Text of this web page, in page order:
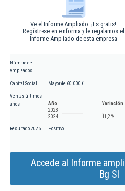
Ve el Informe Ampliado. ¡Es gratis!
Regístrese en eInforma y le regalamos el
Informe Ampliado de esta empresa
Número de
empleados
Capital Social Mayor de 60.000 €
Ventas últimos
años
Año
Variación
2023
2024
11,2 %
Resultado 2025 Positivo
Accede al Informe
Bg Sl